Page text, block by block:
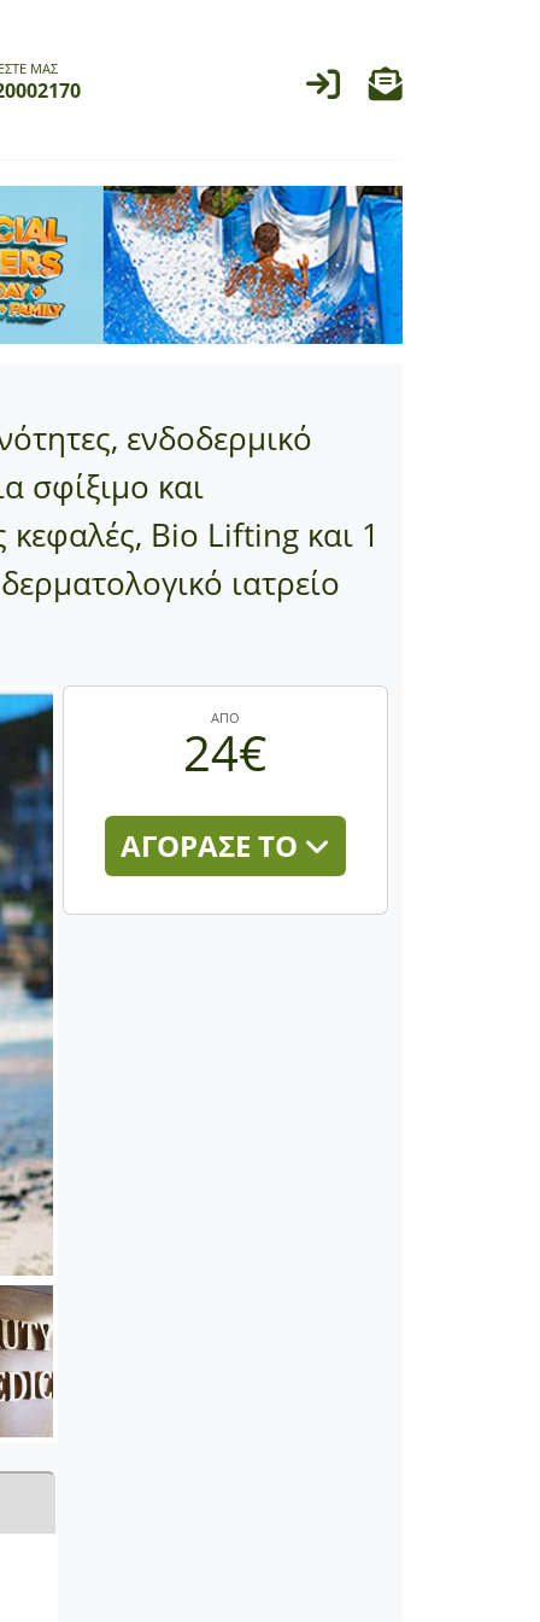
ΜΑΣ
ενδοδερμικό
σφίξιμο και
Bio Lifting και 1
ιατρείο
ΑΠΟ
24€
ΑΓΟΡΑΣΕ ΤΟ